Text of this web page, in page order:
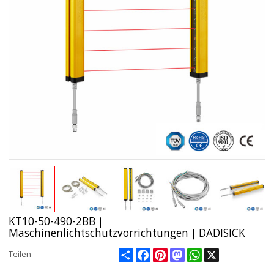
KT10-50-490-2BB｜
Maschinenlichtschutzvorrichtungen｜DADISICK
Teilen ShareFacebookPinterestMastodonWhatsApp